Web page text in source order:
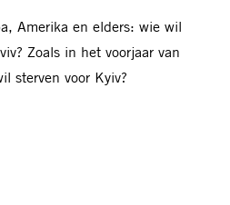
Amerika en elders: wie wil
Zoals in het voorjaar van
sterven voor Kyiv?